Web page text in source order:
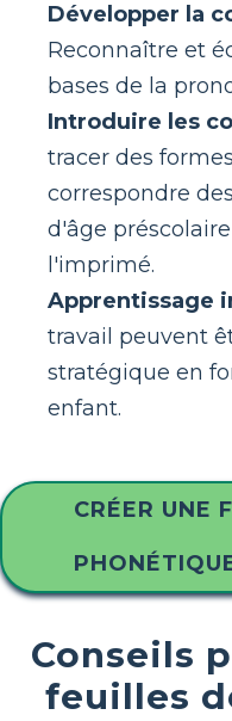
Développer la
Reconnaître et
bases de la
Introduire les
tracer des
correspondre
d'âge
l'imprimé.
Apprentissage
travail peuvent
stratégique en
enfant.
CRÉER UNE
Conseils
feuilles